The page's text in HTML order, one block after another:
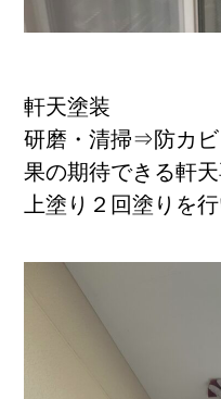
軒天塗装
研磨・清掃⇒防カ
果の期待できる軒
上塗り２回塗りを